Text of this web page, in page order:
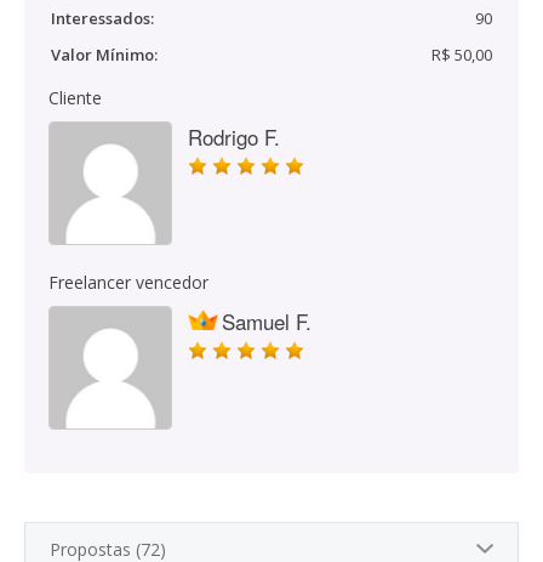
Interessados:
90
Valor Mínimo:
R$ 50,00
Cliente
Rodrigo F.
Freelancer vencedor
Samuel F.
Propostas (72)